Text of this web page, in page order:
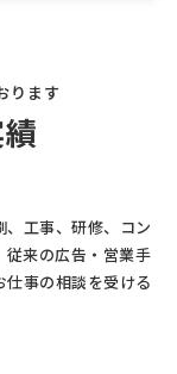
ります
工事、研修、コン
従来の広告・営業手
事の相談を受ける